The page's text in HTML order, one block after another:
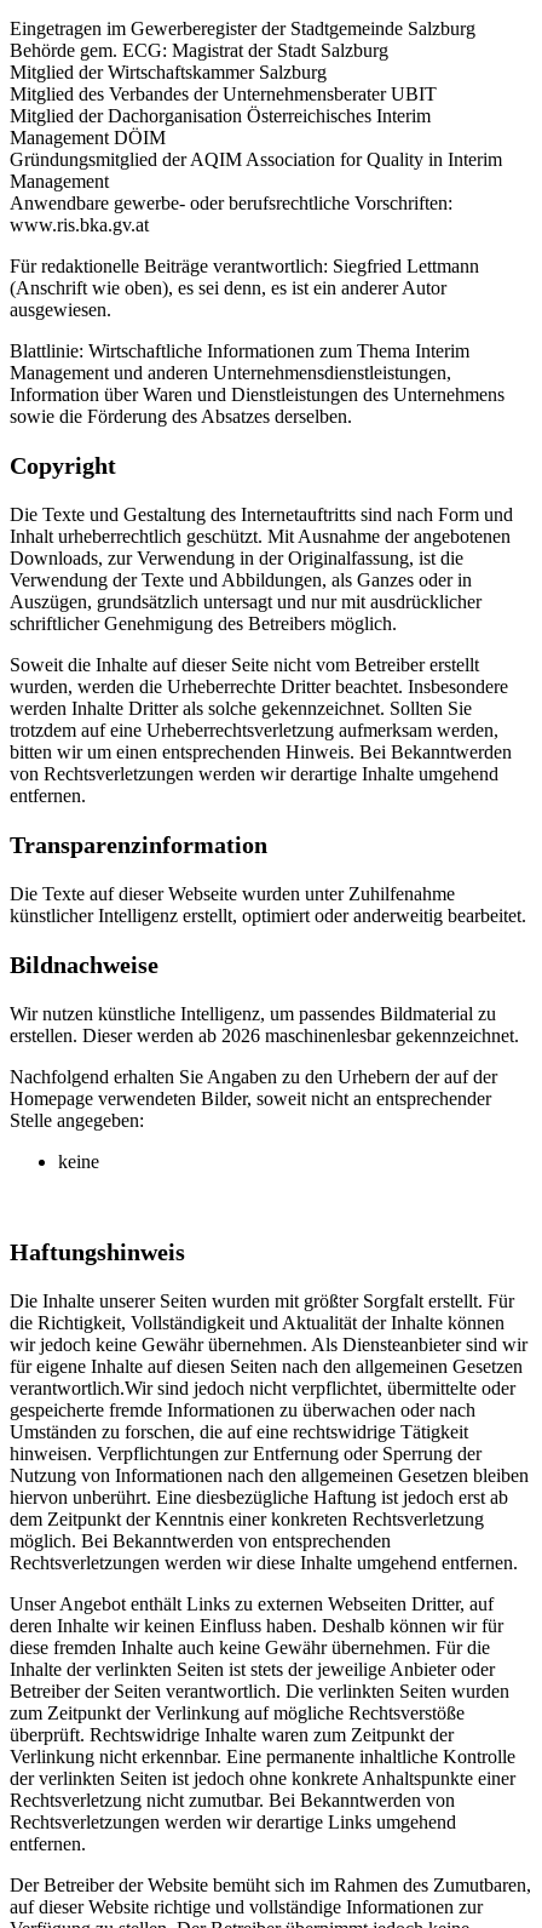
Eingetragen im Gewerberegister der Stadtgemeinde Salzburg
Behörde gem. ECG: Magistrat der Stadt Salzburg
Mitglied der Wirtschaftskammer Salzburg
Mitglied des Verbandes der Unternehmensberater UBIT
Mitglied der Dachorganisation Österreichisches Interim
Management DÖIM
Gründungsmitglied der AQIM Association for Quality in Interim
Management
Anwendbare gewerbe- oder berufsrechtliche Vorschriften:
www.ris.bka.gv.at
Für redaktionelle Beiträge verantwortlich: Siegfried Lettmann
(Anschrift wie oben), es sei denn, es ist ein anderer Autor
ausgewiesen.
Blattlinie: Wirtschaftliche Informationen zum Thema Interim
Management und anderen Unternehmensdienstleistungen,
Information über Waren und Dienstleistungen des Unternehmens
sowie die Förderung des Absatzes derselben.
Copyright
Die Texte und Gestaltung des Internetauftritts sind nach Form und
Inhalt urheberrechtlich geschützt. Mit Ausnahme der angebotenen
Downloads, zur Verwendung in der Originalfassung, ist die
Verwendung der Texte und Abbildungen, als Ganzes oder in
Auszügen, grundsätzlich untersagt und nur mit ausdrücklicher
schriftlicher Genehmigung des Betreibers möglich.
Soweit die Inhalte auf dieser Seite nicht vom Betreiber erstellt
wurden, werden die Urheberrechte Dritter beachtet. Insbesondere
werden Inhalte Dritter als solche gekennzeichnet. Sollten Sie
trotzdem auf eine Urheberrechtsverletzung aufmerksam werden,
bitten wir um einen entsprechenden Hinweis. Bei Bekanntwerden
von Rechtsverletzungen werden wir derartige Inhalte umgehend
entfernen.
Transparenzinformation
Die Texte auf dieser Webseite wurden unter Zuhilfenahme
künstlicher Intelligenz erstellt, optimiert oder anderweitig bearbeitet.
Bildnachweise
Wir nutzen künstliche Intelligenz, um passendes Bildmaterial zu
erstellen. Dieser werden ab 2026 maschinenlesbar gekennzeichnet.
Nachfolgend erhalten Sie Angaben zu den Urhebern der auf der
Homepage verwendeten Bilder, soweit nicht an entsprechender
Stelle angegeben:
keine
Haftungshinweis
Die Inhalte unserer Seiten wurden mit größter Sorgfalt erstellt. Für
die Richtigkeit, Vollständigkeit und Aktualität der Inhalte können
wir jedoch keine Gewähr übernehmen. Als Diensteanbieter sind wir
für eigene Inhalte auf diesen Seiten nach den allgemeinen Gesetzen
verantwortlich.Wir sind jedoch nicht verpflichtet, übermittelte oder
gespeicherte fremde Informationen zu überwachen oder nach
Umständen zu forschen, die auf eine rechtswidrige Tätigkeit
hinweisen. Verpflichtungen zur Entfernung oder Sperrung der
Nutzung von Informationen nach den allgemeinen Gesetzen bleiben
hiervon unberührt. Eine diesbezügliche Haftung ist jedoch erst ab
dem Zeitpunkt der Kenntnis einer konkreten Rechtsverletzung
möglich. Bei Bekanntwerden von entsprechenden
Rechtsverletzungen werden wir diese Inhalte umgehend entfernen.
Unser Angebot enthält Links zu externen Webseiten Dritter, auf
deren Inhalte wir keinen Einfluss haben. Deshalb können wir für
diese fremden Inhalte auch keine Gewähr übernehmen. Für die
Inhalte der verlinkten Seiten ist stets der jeweilige Anbieter oder
Betreiber der Seiten verantwortlich. Die verlinkten Seiten wurden
zum Zeitpunkt der Verlinkung auf mögliche Rechtsverstöße
überprüft. Rechtswidrige Inhalte waren zum Zeitpunkt der
Verlinkung nicht erkennbar. Eine permanente inhaltliche Kontrolle
der verlinkten Seiten ist jedoch ohne konkrete Anhaltspunkte einer
Rechtsverletzung nicht zumutbar. Bei Bekanntwerden von
Rechtsverletzungen werden wir derartige Links umgehend
entfernen.
Der Betreiber der Website bemüht sich im Rahmen des Zumutbaren,
auf dieser Website richtige und vollständige Informationen zur